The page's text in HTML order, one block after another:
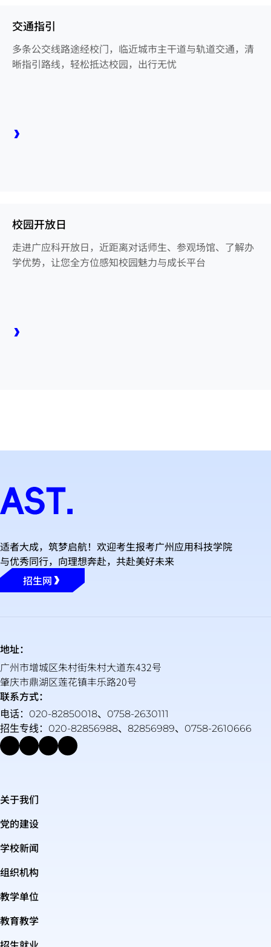
交通指引
多条公交线路途经校门，临近城市主干道与轨道交通，清
晰指引路线，轻松抵达校园，出行无忧
校园开放日
走进广应科开放日，近距离对话师生、参观场馆、了解办
学优势，让您全方位感知校园魅力与成长平台
适者大成，筑梦启航！欢迎考生报考广州应用科技学院
与优秀同行，向理想奔赴，共赴美好未来
招生网
地址：
广州市增城区朱村街朱村大道东432号
肇庆市鼎湖区莲花镇丰乐路20号
联系方式：
电话：020-82850018、0758-2630111
招生专线：020-82856988、82856989、0758-2610666
关于我们
党的建设
学校新闻
组织机构
教学单位
教育教学